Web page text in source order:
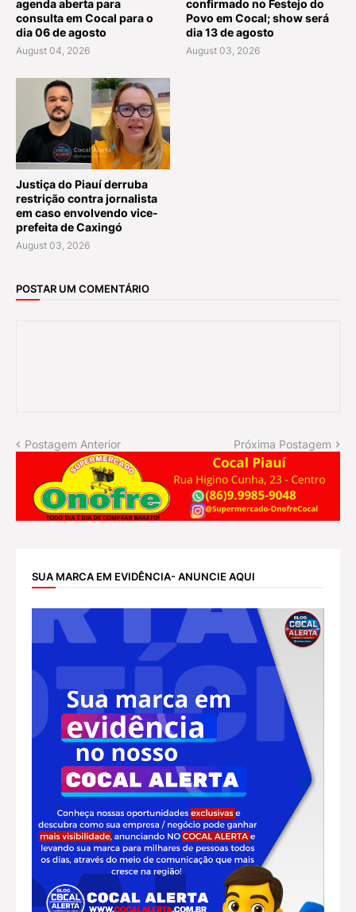
agenda aberta para
consulta em Cocal para o
dia 06 de agosto
August 04, 2026
confirmado no Festejo do
Povo em Cocal; show será
dia 13 de agosto
August 03, 2026
Justiça do Piauí derruba
restrição contra jornalista
em caso envolvendo vice-
prefeita de Caxingó
August 03, 2026
POSTAR UM COMENTÁRIO
Postagem Anterior Próxima Postagem
SUA MARCA EM EVIDÊNCIA- ANUNCIE AQUI